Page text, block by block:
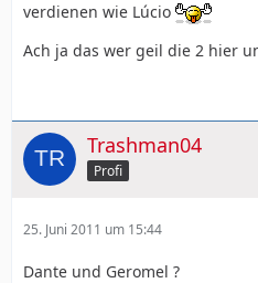
verdienen wie Lúcio
Ach ja das wer geil die 2 hier
Trashman04
Profi
25. Juni 2011 um 15:44
Dante und Geromel ?